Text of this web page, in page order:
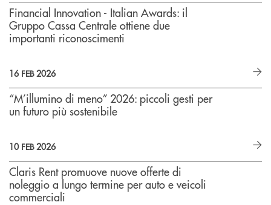
Financial Innovation - Italian Awards: il
Gruppo Cassa Centrale ottiene due
importanti riconoscimenti
16 FEB 2026
“M’illumino di meno” 2026: piccoli gesti per
un futuro più sostenibile
10 FEB 2026
Claris Rent promuove nuove offerte di
noleggio a lungo termine per auto e veicoli
commerciali